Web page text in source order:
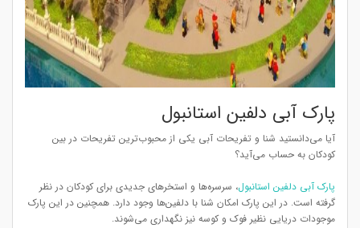
پارک آبی دلفین استانبول
آیا می‌دانستید شنا و تفریحات آبی یکی از محبوب‌ترین تفریحات در بین
کودکان به حساب می‌آید؟
پارک آبی دلفین استانبول، سرسره‌ها و استخرهای جدیدی برای کودکان در نظر
گرفته است. در این پارک امکان شنا با دلفین‌ها وجود دارد. همچنین در این پارک
موجودات دریایی نظیر فوک و کوسه نیز نگهداری می‌شوند.